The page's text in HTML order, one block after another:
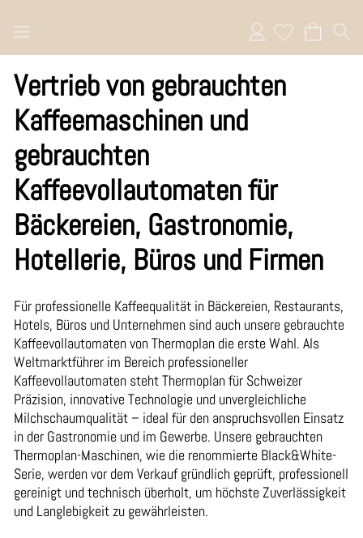
Anmelden
Vertrieb von gebrauchten
Kaffeemaschinen und
gebrauchten
Kaffeevollautomaten für
Bäckereien, Gastronomie,
Hotellerie, Büros und Firmen
Für professionelle Kaffeequalität in Bäckereien, Restaurants,
Hotels, Büros und Unternehmen sind auch unsere gebrauchte
Kaffeevollautomaten von Thermoplan die erste Wahl. Als
Weltmarktführer im Bereich professioneller
Kaffeevollautomaten steht Thermoplan für Schweizer
Präzision, innovative Technologie und unvergleichliche
Milchschaumqualität – ideal für den anspruchsvollen Einsatz
in der Gastronomie und im Gewerbe. Unsere gebrauchten
Thermoplan-Maschinen, wie die renommierte Black&White-
Serie, werden vor dem Verkauf gründlich geprüft, professionell
gereinigt und technisch überholt, um höchste Zuverlässigkeit
und Langlebigkeit zu gewährleisten.